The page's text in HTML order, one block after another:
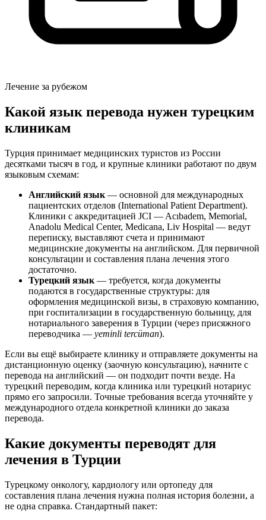
Лечение за рубежом
Какой язык перевода нужен турецким
клиникам
Турция принимает медицинских туристов из России
десятками тысяч в год, и крупные клиники работают по двум
языковым схемам:
Английский язык — основной для международных
пациентских отделов (International Patient Department).
Клиники с аккредитацией JCI — Acıbadem, Memorial,
Anadolu Medical Center, Medicana, Liv Hospital — ведут
переписку, выставляют счета и принимают
медицинские документы на английском. Для первичной
консультации и составления плана лечения этого
достаточно.
Турецкий язык — требуется, когда документы
подаются в государственные структуры: для
оформления медицинской визы, в страховую компанию,
при госпитализации в государственную больницу, для
нотариального заверения в Турции (через присяжного
переводчика — yeminli tercüman).
Если вы ещё выбираете клинику и отправляете документы на
дистанционную оценку (заочную консультацию), начните с
перевода на английский — он подходит почти везде. На
турецкий переводим, когда клиника или турецкий нотариус
прямо его запросили. Точные требования всегда уточняйте у
международного отдела конкретной клиники до заказа
перевода.
Какие документы переводят для
лечения в Турции
Турецкому онкологу, кардиологу или ортопеду для
составления плана лечения нужна полная история болезни, а
не одна справка. Стандартный пакет: